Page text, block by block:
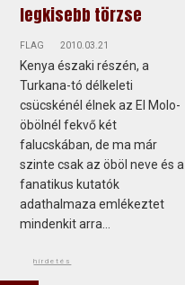
legkisebb törzse
FLAG 2010.03.21
Kenya északi részén, a
Turkana-tó délkeleti
csücskénél élnek az El Molo-
öbölnél fekvő két
falucskában, de ma már
szinte csak az öböl neve és a
fanatikus kutatók
adathalmaza emlékeztet
mindenkit arra...
hirdetés